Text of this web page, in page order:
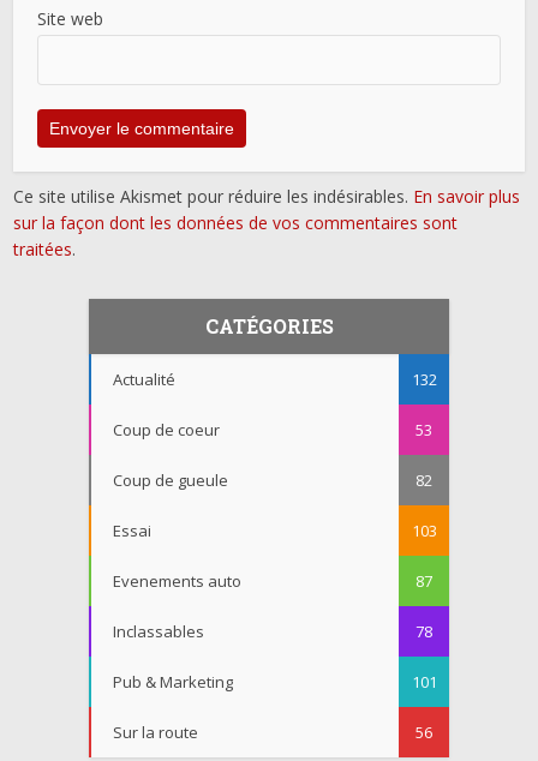
Site web
Ce site utilise Akismet pour réduire les indésirables. En savoir plus
sur la façon dont les données de vos commentaires sont
traitées.
CATÉGORIES
Actualité 132
Coup de coeur 53
Coup de gueule 82
Essai 103
Evenements auto 87
Inclassables 78
Pub & Marketing 101
Sur la route 56